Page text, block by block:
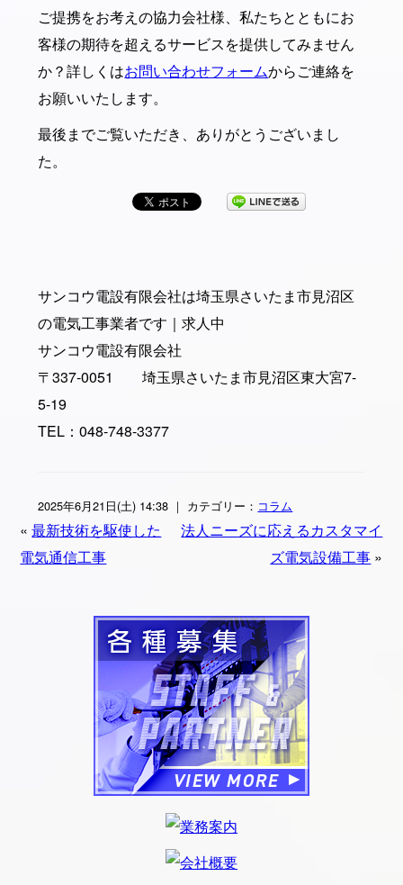
ご提携をお考えの協力会社様、私たちとともにお
客様の期待を超えるサービスを提供してみません
か？詳しくはお問い合わせフォームからご連絡を
お願いいたします。
最後までご覧いただき、ありがとうございまし
た。
サンコウ電設有限会社は埼玉県さいたま市見沼区
の電気工事業者です｜求人中
サンコウ電設有限会社
〒337-0051 埼玉県さいたま市見沼区東大宮7-
5-19
TEL：048-748-3377
2025年6月21日(土) 14:38 ｜ カテゴリー： コラム
«最新技術を駆使した
電気通信工事
法人ニーズに応えるカスタマイ
ズ電気設備工事 »